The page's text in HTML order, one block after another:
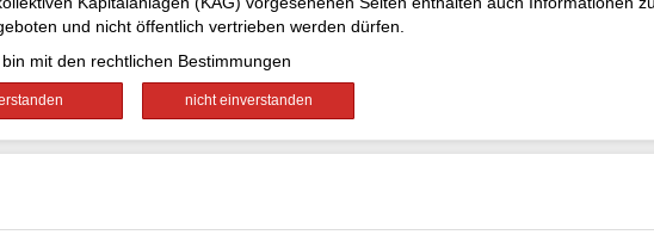
und nicht öffentlich vertrieben werden dürfen.
bin mit den rechtlichen Bestimmungen